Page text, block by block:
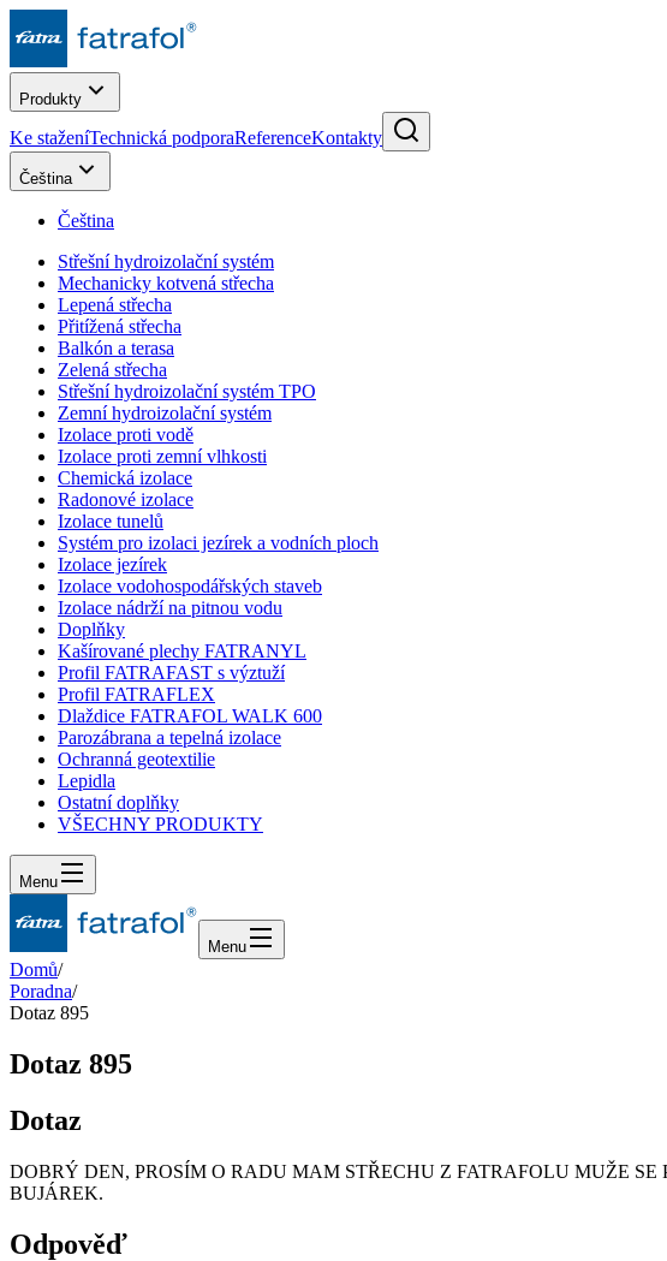
Produkty
Ke staženíTechnická podporaReferenceKontakty
Čeština
Čeština
Střešní hydroizolační systém
Mechanicky kotvená střecha
Lepená střecha
Přitížená střecha
Balkón a terasa
Zelená střecha
Střešní hydroizolační systém TPO
Zemní hydroizolační systém
Izolace proti vodě
Izolace proti zemní vlhkosti
Chemická izolace
Radonové izolace
Izolace tunelů
Systém pro izolaci jezírek a vodních ploch
Izolace jezírek
Izolace vodohospodářských staveb
Izolace nádrží na pitnou vodu
Doplňky
Kašírované plechy FATRANYL
Profil FATRAFAST s výztuží
Profil FATRAFLEX
Dlaždice FATRAFOL WALK 600
Parozábrana a tepelná izolace
Ochranná geotextilie
Lepidla
Ostatní doplňky
VŠECHNY PRODUKTY
Menu
Menu
Domů/
Poradna/
Dotaz 895
Dotaz 895
Dotaz
DOBRÝ DEN, PROSÍM O RADU MAM STŘECHU Z FATRAFOLU MUŽE
BUJÁREK.
Odpověď